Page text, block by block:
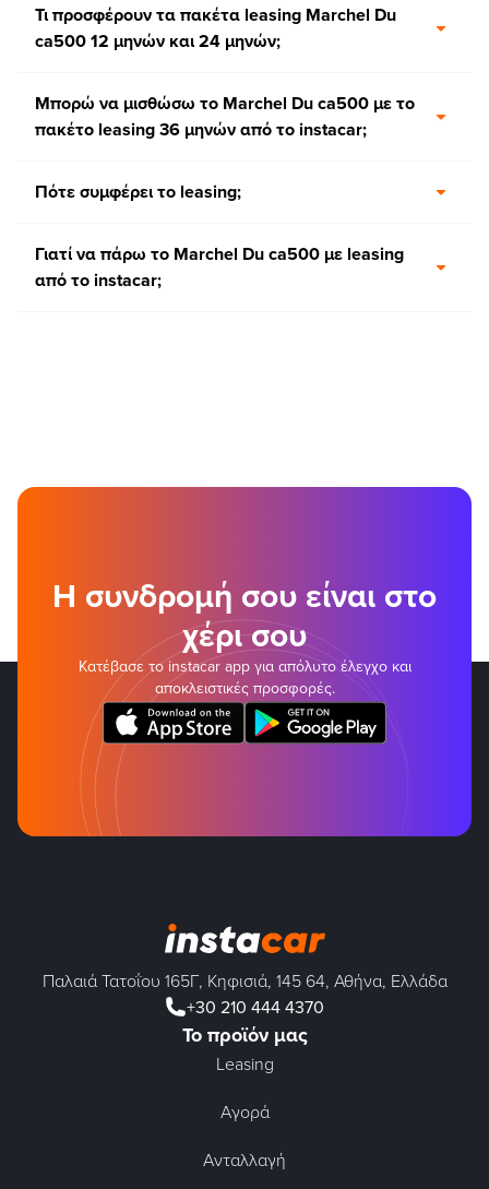
Τι προσφέρουν τα πακέτα leasing Marchel Du
ca500 12 μηνών και 24 μηνών;
Μπορώ να μισθώσω το Marchel Du ca500 με το
πακέτο leasing 36 μηνών από το instacar;
Πότε συμφέρει το leasing;
Γιατί να πάρω το Marchel Du ca500 με leasing
από το instacar;
Η συνδρομή σου είναι στο
χέρι σου
Κατέβασε το instacar app για απόλυτο έλεγχο και
αποκλειστικές προσφορές.
Παλαιά Τατοΐου 165Γ, Κηφισιά, 145 64, Αθήνα, Ελλάδα
+30 210 444 4370
Το προϊόν μας
Leasing
Αγορά
Ανταλλαγή